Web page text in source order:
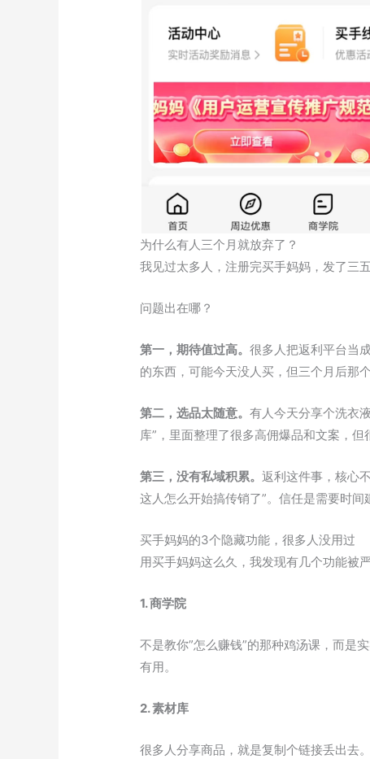
为什么有人三个月就放弃了？
我见过太多人，注册完买手妈妈，发了三
问题出在哪？
第一，期待值过高。很多人把返利平台当
的东西，可能今天没人买，但三个月后那
第二，选品太随意。有人今天分享个洗衣
库”，里面整理了很多高佣爆品和文案，但
第三，没有私域积累。返利这件事，核心
这人怎么开始搞传销了”。信任是需要时间
买手妈妈的3个隐藏功能，很多人没用过
用买手妈妈这么久，我发现有几个功能被
1. 商学院
不是教你”怎么赚钱”的那种鸡汤课，而是
有用。
2. 素材库
很多人分享商品，就是复制个链接丢出去